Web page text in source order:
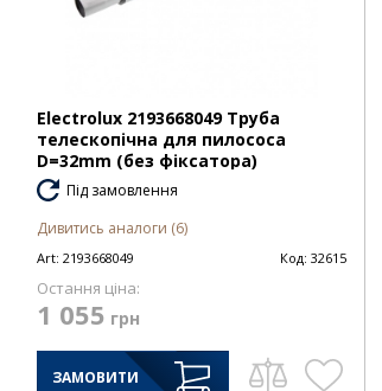
Electrolux 2193668049 Труба
телескопічна для пилососа
D=32mm (без фіксатора)
Під замовлення
Дивитись аналоги (6)
Art: 2193668049 Код: 32615
Остання ціна:
1 055 грн
ЗАМОВИТИ